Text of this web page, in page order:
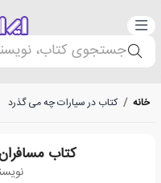
دسته‌بندی
جستجوی کتاب،
خانه / کتاب در سیارات چه می گذرد
کتاب مسافران